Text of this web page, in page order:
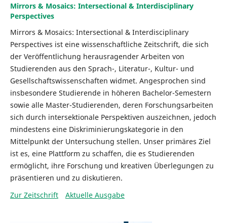
Mirrors & Mosaics: Intersectional & Interdisciplinary
Perspectives
Mirrors & Mosaics: Intersectional & Interdisciplinary
Perspectives ist eine wissenschaftliche Zeitschrift, die sich
der Veröffentlichung herausragender Arbeiten von
Studierenden aus den Sprach-, Literatur-, Kultur- und
Gesellschaftswissenschaften widmet. Angesprochen sind
insbesondere Studierende in höheren Bachelor-Semestern
sowie alle Master-Studierenden, deren Forschungsarbeiten
sich durch intersektionale Perspektiven auszeichnen, jedoch
mindestens eine Diskriminierungskategorie in den
Mittelpunkt der Untersuchung stellen. Unser primäres Ziel
ist es, eine Plattform zu schaffen, die es Studierenden
ermöglicht, ihre Forschung und kreativen Überlegungen zu
präsentieren und zu diskutieren.
Zur Zeitschrift
Aktuelle Ausgabe